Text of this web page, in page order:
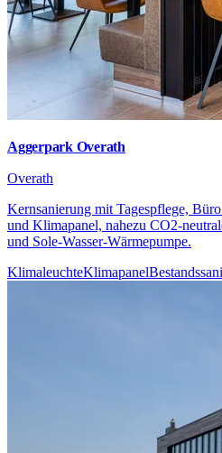
Aggerpark Overath
Overath
Kernsanierung mit Tagespflege,
und Klimapanel, nahezu CO2-
und Sole-Wasser-Wärmepumpe.
KlimaleuchteKlimapanel